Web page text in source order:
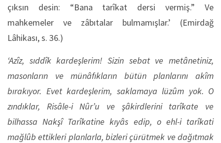
çıksın desin: “Bana tarîkat dersi vermiş.” Ve
mahkemeler ve zâbıtalar bulmamışlar.’ (Emirdağ
Lâhikası, s. 36.)
‘Azîz, sıddîk kardeşlerim! Sizin sebat ve metânetiniz,
masonların ve münâfıkların bütün planlarını akîm
bırakıyor. Evet kardeşlerim, saklamaya lüzûm yok. O
zındıklar, Risâle-i Nûr’u ve şâkirdlerini tarîkate ve
bilhassa Nakşî Tarîkatine kıyâs edip, o ehl-i tarîkati
mağlûb ettikleri planlarla, bizleri çürütmek ve dağıtmak